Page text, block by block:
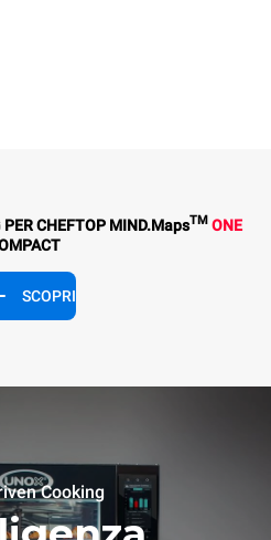
CHEFTOP MIND.MapsTM ONE
SCOPRI
Cooking